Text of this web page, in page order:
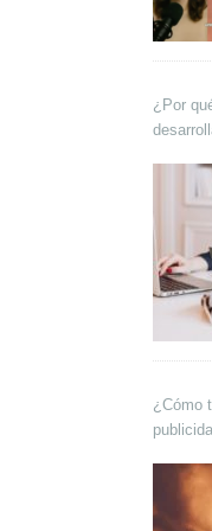
¿Por
¿Cómo